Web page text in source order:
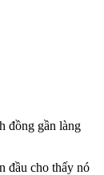
đồng gần làng
đầu cho thấy nó